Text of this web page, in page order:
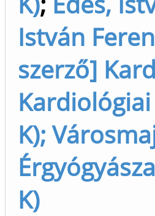
István
szerző]
Kardiológiai
K);
K)